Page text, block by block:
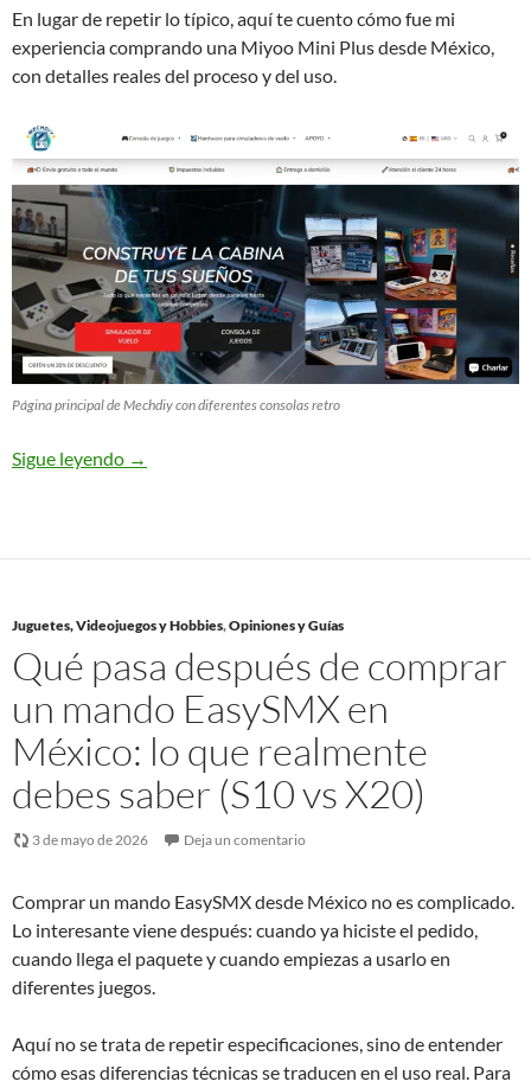
En lugar de repetir lo típico, aquí te cuento cómo fue mi
experiencia comprando una Miyoo Mini Plus desde México,
con detalles reales del proceso y del uso.
Página principal de Mechdiy con diferentes consolas retro
Sigue leyendo →
Juguetes, Videojuegos y Hobbies,Opiniones y Guías
Qué pasa después de comprar
un mando EasySMX en
México: lo que realmente
debes saber (S10 vs X20)
3 de mayo de 2026 Deja un comentario
Comprar un mando EasySMX desde México no es complicado.
Lo interesante viene después: cuando ya hiciste el pedido,
cuando llega el paquete y cuando empiezas a usarlo en
diferentes juegos.
Aquí no se trata de repetir especificaciones, sino de entender
cómo esas diferencias técnicas se traducen en el uso real. Para